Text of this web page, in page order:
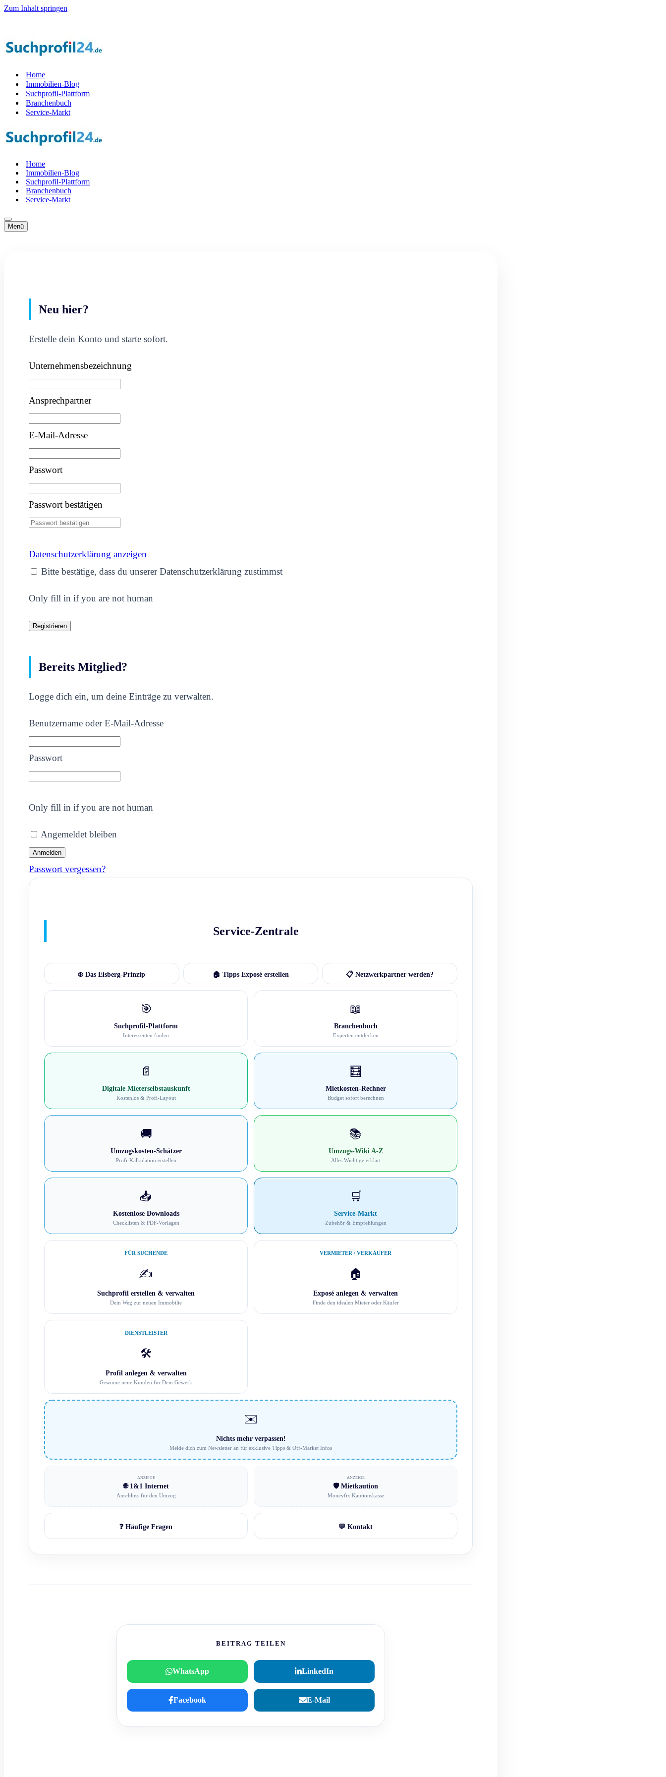
Zum Inhalt springen
Home
Immobilien-Blog
Suchprofil-Plattform
Branchenbuch
Service-Markt
Home
Immobilien-Blog
Suchprofil-Plattform
Branchenbuch
Service-Markt
Navigationsmenü
Menü
Navigationsmenü
Neu hier?
Erstelle dein Konto und starte sofort.
Unternehmensbezeichnung
Ansprechpartner
E-Mail-Adresse
Passwort
Passwort bestätigen
Datenschutzerklärung anzeigen
Bitte bestätige, dass du unserer Datenschutzerklärung zustimmst
Only fill in if you are not human
Bereits Mitglied?
Logge dich ein, um deine Einträge zu verwalten.
Benutzername oder E-Mail-Adresse
Passwort
Only fill in if you are not human
Angemeldet bleiben
Passwort vergessen?
Service-Zentrale
❄️ Das Eisberg-Prinzip 🏠 Tipps Exposé erstellen 📋 Netzwerkpartner werden?
🎯
Suchprofil-Plattform
Interessenten finden
📖
Branchenbuch
Experten entdecken
📄
Digitale Mieterselbstauskunft
Kostenlos & Profi-Layout
🧮
Mietkosten-Rechner
Budget sofort berechnen
🚚
Umzugskosten-Schätzer
Profi-Kalkulation erstellen
📚
Umzugs-Wiki A-Z
Alles Wichtige erklärt
📥
Kostenlose Downloads
Checklisten & PDF-Vorlagen
🛒
Service-Markt
Zubehör & Empfehlungen
FÜR SUCHENDE
✍️
Suchprofil erstellen & verwalten
Dein Weg zur neuen Immobilie
VERMIETER / VERKÄUFER
🏠
Exposé anlegen & verwalten
Finde den idealen Mieter oder Käufer
DIENSTLEISTER
🛠️
Profil anlegen & verwalten
Gewinne neue Kunden für Dein Gewerk
✉️
Nichts mehr verpassen!
Melde dich zum Newsletter an für exklusive Tipps & Off-Market Infos
ANZEIGE
🌐 1&1 Internet
Anschluss für den Umzug
ANZEIGE
🛡️ Mietkaution
Moneyfix Kautionskasse
❓ Häufige Fragen 💬 Kontakt
BEITRAG TEILEN
WhatsApp LinkedIn
Facebook E-Mail